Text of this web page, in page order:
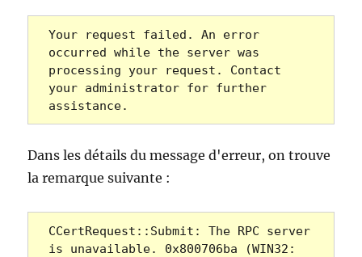
Your request failed. An error
occurred while the server was
processing your request. Contact
your administrator for further
assistance.
Dans les détails du message d'erreur, on trouve
la remarque suivante :
CCertRequest::Submit: The RPC server
is unavailable. 0x800706ba (WIN32: